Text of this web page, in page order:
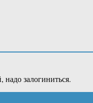
залогиниться.